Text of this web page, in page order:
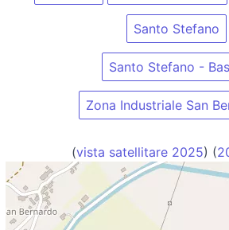
Santo Stefano
Santo Stefano -
Zona Industriale San
(vista satellitare 2025) (